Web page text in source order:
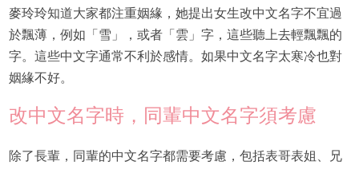
麥玲玲知道大家都注重姻緣，她提出女生改中文名字不宜過
於飄薄，例如「雪」，或者「雲」字，這些聽上去輕飄飄的
字。這些中文字通常不利於感情。如果中文名字太寒冷也對
姻緣不好。
改中文名字時，同輩中文名字須考慮
除了長輩，同輩的中文名字都需要考慮，包括表哥表姐、兄